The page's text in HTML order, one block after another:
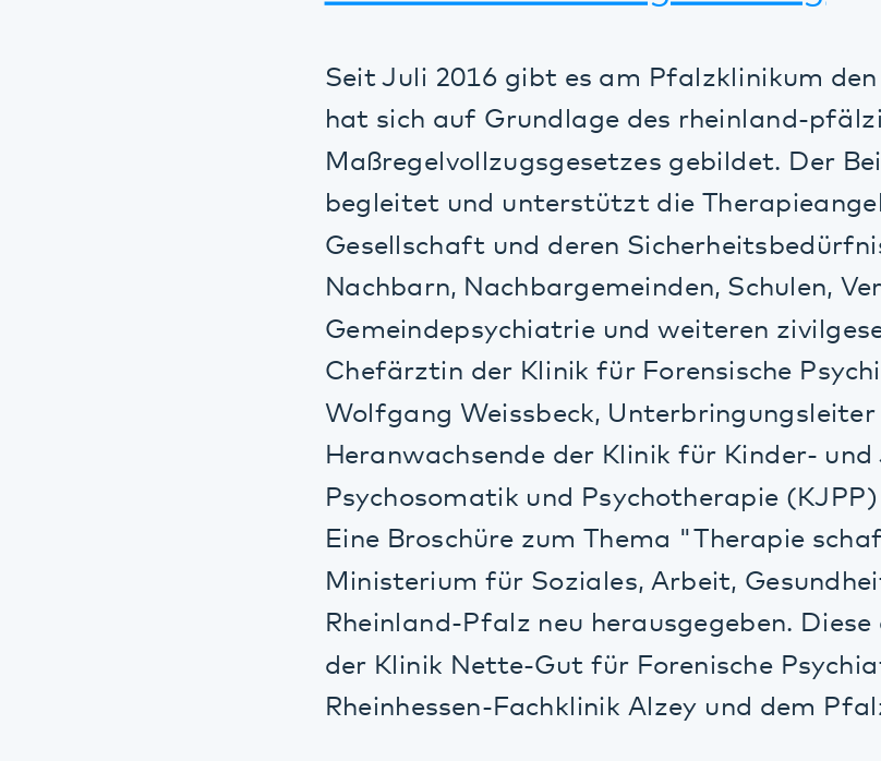
Gemeindepsychiatrie und weiteren
Wolfgang Weissbeck, Unterbringungsleiter für
Heranwachsende der Klinik für Kinder- und
Psychosomatik und Psychotherapie (KJPP) sind
Eine Broschüre zum Thema "Therapie schafft
Ministerium für Soziales, Arbeit, Gesundheit und
Rheinland-Pfalz neu herausgegeben. Diese
der Klinik Nette-Gut für Forenische Psychiatrie in
Rheinhessen-Fachklinik Alzey und dem
In den folgenden Flyern erhalten Sie weitere
Flyer "Therapie schafft Sicherheit"
Kontakt